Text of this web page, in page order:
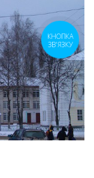
КНОПКА
ЗВ'ЯЗКУ